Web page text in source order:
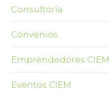
Consultoría
Convenios
Emprendedores CIEM
Eventos CIEM